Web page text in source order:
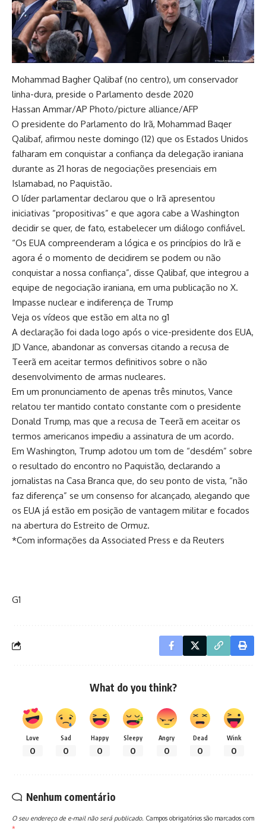
Mohammad Bagher Qalibaf (no centro), um conservador
linha-dura, preside o Parlamento desde 2020
Hassan Ammar/AP Photo/picture alliance/AFP
O presidente do Parlamento do Irã, Mohammad Baqer
Qalibaf, afirmou neste domingo (12) que os Estados Unidos
falharam em conquistar a confiança da delegação iraniana
durante as 21 horas de negociações presenciais em
Islamabad, no Paquistão.
O líder parlamentar declarou que o Irã apresentou
iniciativas “propositivas” e que agora cabe a Washington
decidir se quer, de fato, estabelecer um diálogo confiável.
“Os EUA compreenderam a lógica e os princípios do Irã e
agora é o momento de decidirem se podem ou não
conquistar a nossa confiança”, disse Qalibaf, que integrou a
equipe de negociação iraniana, em uma publicação no X.
Impasse nuclear e indiferença de Trump
Veja os vídeos que estão em alta no g1
A declaração foi dada logo após o vice-presidente dos EUA,
JD Vance, abandonar as conversas citando a recusa de
Teerã em aceitar termos definitivos sobre o não
desenvolvimento de armas nucleares.
Em um pronunciamento de apenas três minutos, Vance
relatou ter mantido contato constante com o presidente
Donald Trump, mas que a recusa de Teerã em aceitar os
termos americanos impediu a assinatura de um acordo.
Em Washington, Trump adotou um tom de “desdém” sobre
o resultado do encontro no Paquistão, declarando a
jornalistas na Casa Branca que, do seu ponto de vista, “não
faz diferença” se um consenso for alcançado, alegando que
os EUA já estão em posição de vantagem militar e focados
na abertura do Estreito de Ormuz.
*Com informações da Associated Press e da Reuters
G1
What do you think?
Love
0
Sad
0
Happy
0
Sleepy
0
Angry
0
Dead
0
Wink
0
Nenhum comentário
O seu endereço de e-mail não será publicado. Campos obrigatórios são marcados com
*